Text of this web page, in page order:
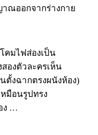
ณออกจากร่างกาย
คมไฟส่องเป็น
องตัวละครเห็น
ตั้งฉากตรงผนังห้อง)
มือนรูปทรง
ง …